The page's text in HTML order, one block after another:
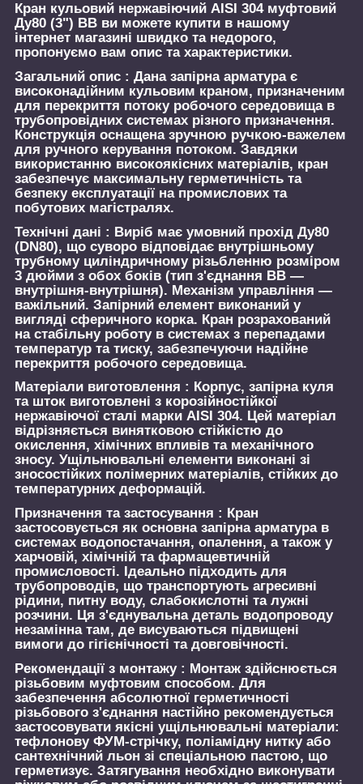
Кран кульовий нержавіючий AISI 304 муфтовий
Ду80 (3") ВВ ви можете купити в нашому
інтернет магазині швидко та недорого,
пропонуємо вам опис та характеристики.
Загальний опис : Дана запірна арматура є
високонадійним кульовим краном, призначеним
для перекриття потоку робочого середовища в
трубопровідних системах різного призначення.
Конструкція оснащена зручною ручкою-важелем
для ручного керування потоком. Завдяки
використанню високоякісних матеріалів, кран
забезпечує максимальну герметичність та
безпеку експлуатації на промислових та
побутових магістралях.
Технічні дані : Виріб має умовний прохід Ду80
(DN80), що суворо відповідає внутрішньому
трубному циліндричному різьбленню розміром
3 дюйми з обох боків (тип з'єднання ВВ —
внутрішня-внутрішня). Механізм управління —
важільний. Запірний елемент виконаний у
вигляді сферичного корка. Кран розрахований
на стабільну роботу в системах з перепадами
температур та тиску, забезпечуючи надійне
перекриття робочого середовища.
Матеріали виготовлення : Корпус, запірна куля
та шток виготовлені з корозійностійкої
нержавіючої сталі марки AISI 304. Цей матеріал
відрізняється винятковою стійкістю до
окислення, хімічних впливів та механічного
зносу. Ущільнювальні елементи виконані зі
зносостійких полімерних матеріалів, стійких до
температурних деформацій.
Призначення та застосування : Кран
застосовується як основна запірна арматура в
системах водопостачання, опалення, а також у
харчовій, хімічній та фармацевтичній
промисловості. Ідеально підходить для
трубопроводів, що транспортують агресивні
рідини, питну воду, слабокислотні та лужні
розчини. Ця з'єднувальна деталь водопроводу
незамінна там, де висуваються підвищені
вимоги до гігієнічності та довговічності.
Рекомендації з монтажу : Монтаж здійснюється
різьбовим муфтовим способом. Для
забезпечення абсолютної герметичності
різьбового з'єднання настійно рекомендується
застосовувати якісні ущільнювальні матеріали:
тефлонову ФУМ-стрічку, поліамідну нитку або
сантехнічний льон зі спеціальною пастою, що
герметизує. Затягування необхідно виконувати